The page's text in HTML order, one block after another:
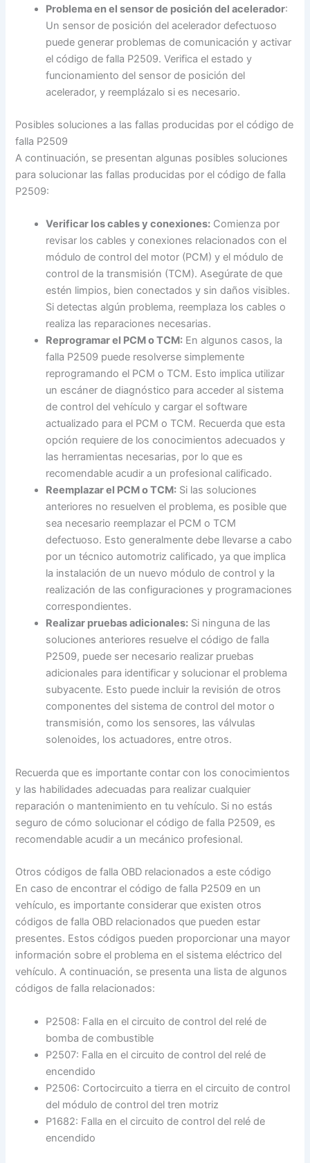
Problema en el sensor de posición del acelerador:
Un sensor de posición del acelerador defectuoso
puede generar problemas de comunicación y activar
el código de falla P2509. Verifica el estado y
funcionamiento del sensor de posición del
acelerador, y reemplázalo si es necesario.
Posibles soluciones a las fallas producidas por el código de
falla P2509
A continuación, se presentan algunas posibles soluciones
para solucionar las fallas producidas por el código de falla
P2509:
Verificar los cables y conexiones: Comienza por
revisar los cables y conexiones relacionados con el
módulo de control del motor (PCM) y el módulo de
control de la transmisión (TCM). Asegúrate de que
estén limpios, bien conectados y sin daños visibles.
Si detectas algún problema, reemplaza los cables o
realiza las reparaciones necesarias.
Reprogramar el PCM o TCM: En algunos casos, la
falla P2509 puede resolverse simplemente
reprogramando el PCM o TCM. Esto implica utilizar
un escáner de diagnóstico para acceder al sistema
de control del vehículo y cargar el software
actualizado para el PCM o TCM. Recuerda que esta
opción requiere de los conocimientos adecuados y
las herramientas necesarias, por lo que es
recomendable acudir a un profesional calificado.
Reemplazar el PCM o TCM: Si las soluciones
anteriores no resuelven el problema, es posible que
sea necesario reemplazar el PCM o TCM
defectuoso. Esto generalmente debe llevarse a cabo
por un técnico automotriz calificado, ya que implica
la instalación de un nuevo módulo de control y la
realización de las configuraciones y programaciones
correspondientes.
Realizar pruebas adicionales: Si ninguna de las
soluciones anteriores resuelve el código de falla
P2509, puede ser necesario realizar pruebas
adicionales para identificar y solucionar el problema
subyacente. Esto puede incluir la revisión de otros
componentes del sistema de control del motor o
transmisión, como los sensores, las válvulas
solenoides, los actuadores, entre otros.
Recuerda que es importante contar con los conocimientos
y las habilidades adecuadas para realizar cualquier
reparación o mantenimiento en tu vehículo. Si no estás
seguro de cómo solucionar el código de falla P2509, es
recomendable acudir a un mecánico profesional.
Otros códigos de falla OBD relacionados a este código
En caso de encontrar el código de falla P2509 en un
vehículo, es importante considerar que existen otros
códigos de falla OBD relacionados que pueden estar
presentes. Estos códigos pueden proporcionar una mayor
información sobre el problema en el sistema eléctrico del
vehículo. A continuación, se presenta una lista de algunos
códigos de falla relacionados:
P2508: Falla en el circuito de control del relé de
bomba de combustible
P2507: Falla en el circuito de control del relé de
encendido
P2506: Cortocircuito a tierra en el circuito de control
del módulo de control del tren motriz
P1682: Falla en el circuito de control del relé de
encendido